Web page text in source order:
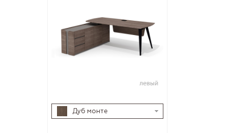
Дуб монте